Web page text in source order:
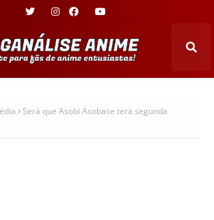
Será que Asobi Asobase terá segunda